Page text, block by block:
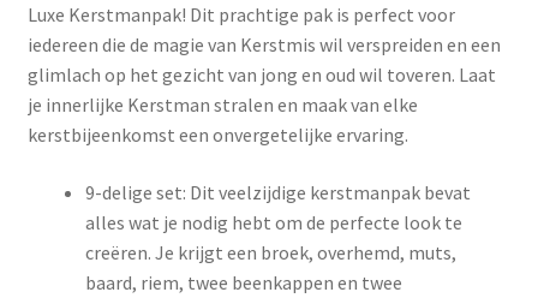
Luxe Kerstmanpak! Dit prachtige pak is perfect voor
iedereen die de magie van Kerstmis wil verspreiden en een
glimlach op het gezicht van jong en oud wil toveren. Laat
je innerlijke Kerstman stralen en maak van elke
kerstbijeenkomst een onvergetelijke ervaring.
9-delige set: Dit veelzijdige kerstmanpak bevat
alles wat je nodig hebt om de perfecte look te
creëren. Je krijgt een broek, overhemd, muts,
baard, riem, twee beenkappen en twee